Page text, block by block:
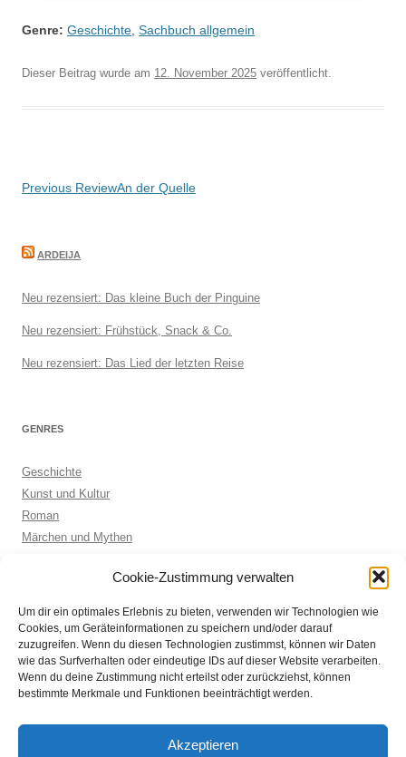
Cookie-Zustimmung verwalten
Um dir ein optimales Erlebnis zu bieten, verwenden wir Technologien wie
Cookies, um Geräteinformationen zu speichern und/oder darauf
zuzugreifen. Wenn du diesen Technologien zustimmst, können wir Daten
wie das Surfverhalten oder eindeutige IDs auf dieser Website verarbeiten.
Wenn du deine Zustimmung nicht erteilst oder zurückziehst, können
bestimmte Merkmale und Funktionen beeinträchtigt werden.
Akzeptieren
Genre: Geschichte Sachbuch allgemein
Dieser Beitrag wurde am 12. November 2025 veröffentlicht.
Beitragsnavigation
Previous ReviewAn der Quelle
ARDEIJA
Neu rezensiert: Das kleine Buch der Pinguine
Neu rezensiert: Frühstück, Snack & Co.
Neu rezensiert: Das Lied der letzten Reise
GENRES
Geschichte
Kunst und Kultur
Roman
Märchen und Mythen
Sachbuch allgemein
ARCHIVE
Archive